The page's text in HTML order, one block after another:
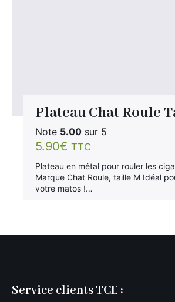
Plateau Chat Roule
Note 5.00 sur 5
5.90€ TTC
Plateau en métal pour rouler les
Marque Chat Roule, taille M Idéal
votre matos !…
Service clients TCE :